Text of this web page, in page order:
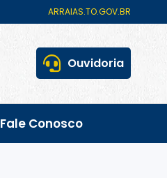
ARRAIAS.TO.GOV.BR
Ouvidoria
Fale Conosco